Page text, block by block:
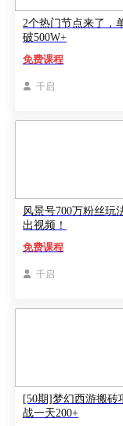
2个热门节点来了，
破500W+
免费课程
 千启
风景号700万粉丝玩
出视频！
免费课程
 千启
[50期]梦幻西游搬砖
战一天200+